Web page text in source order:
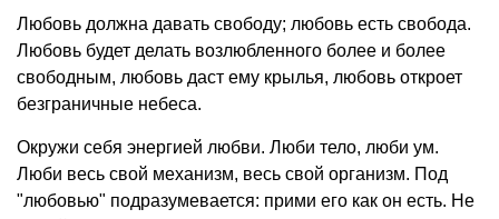
Любовь должна давать свободу; любовь есть свобода.
Любовь будет делать возлюбленного более и более
свободным, любовь даст ему крылья, любовь откроет
безграничные небеса.
Окружи себя энергией любви. Люби тело, люби ум.
Люби весь свой механизм, весь свой организм. Под
"любовью" подразумевается: прими его как он есть. Не